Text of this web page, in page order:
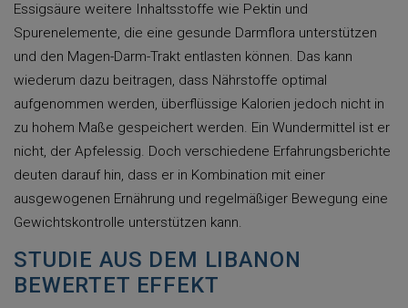
Essigsäure weitere Inhaltsstoffe wie Pektin und
Spurenelemente, die eine gesunde Darmflora unterstützen
und den Magen-Darm-Trakt entlasten können. Das kann
wiederum dazu beitragen, dass Nährstoffe optimal
aufgenommen werden, überflüssige Kalorien jedoch nicht in
zu hohem Maße gespeichert werden. Ein Wundermittel ist er
nicht, der Apfelessig. Doch verschiedene Erfahrungsberichte
deuten darauf hin, dass er in Kombination mit einer
ausgewogenen Ernährung und regelmäßiger Bewegung eine
Gewichtskontrolle unterstützen kann.
STUDIE AUS DEM LIBANON
BEWERTET EFFEKT